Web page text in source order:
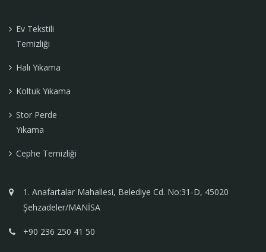
Ev Tekstili
Temizliği
Halı Yıkama
Koltuk Yıkama
Stor Perde
Yıkama
Cephe Temizliği
1. Anafartalar Mahallesi, Belediye Cd. No:31-D, 45020
Şehzadeler/MANİSA
+90 236 250 41 50